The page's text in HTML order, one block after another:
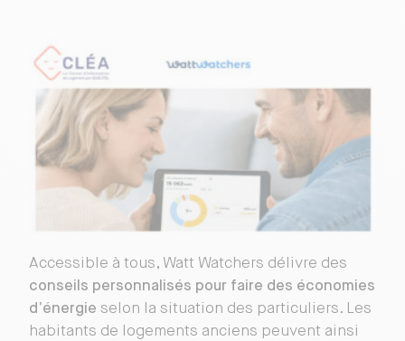
Accessible à tous, Watt Watchers délivre des
conseils personnalisés pour faire des économies
d’énergie selon la situation des particuliers. Les
habitants de logements anciens peuvent ainsi